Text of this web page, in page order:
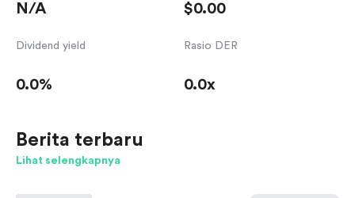
N/A $0.00
Dividend yield
0.0%
Rasio DER
0.0x
Berita terbaru
Lihat selengkapnya